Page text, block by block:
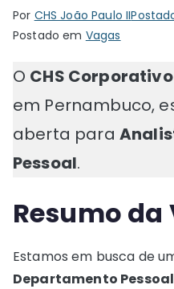
Por CHS João Paulo II
Postado em Vagas
O CHS
em Pernambuco,
aberta para
Pessoal.
Resumo da
Estamos em busca de
Departamento Pessoal